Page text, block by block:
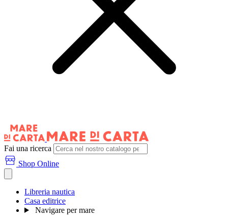
Fai una ricerca
Shop Online
Libreria nautica
Casa editrice
Navigare per mare